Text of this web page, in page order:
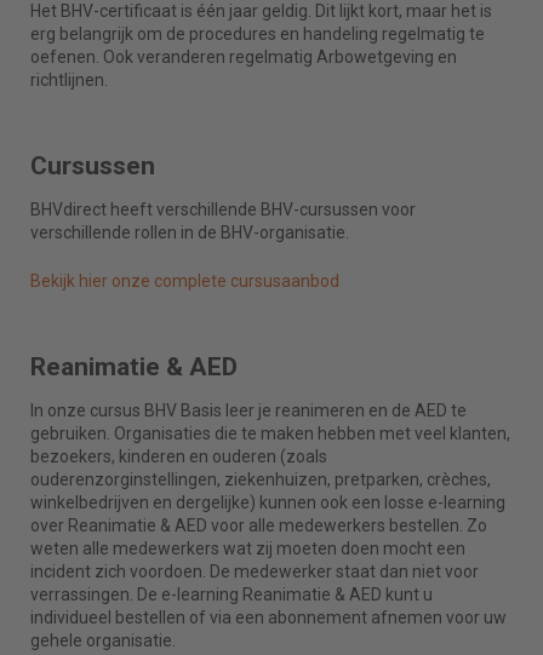
Het BHV-certificaat is één jaar geldig. Dit lijkt kort, maar het is
erg belangrijk om de procedures en handeling regelmatig te
oefenen. Ook veranderen regelmatig Arbowetgeving en
richtlijnen.
Cursussen
BHVdirect heeft verschillende BHV-cursussen voor
verschillende rollen in de BHV-organisatie.
Bekijk hier onze complete cursusaanbod
Reanimatie & AED
In onze cursus BHV Basis leer je reanimeren en de AED te
gebruiken. Organisaties die te maken hebben met veel klanten,
bezoekers, kinderen en ouderen (zoals
ouderenzorginstellingen, ziekenhuizen, pretparken, crèches,
winkelbedrijven en dergelijke) kunnen ook een losse e-learning
over Reanimatie & AED voor alle medewerkers bestellen. Zo
weten alle medewerkers wat zij moeten doen mocht een
incident zich voordoen. De medewerker staat dan niet voor
verrassingen. De e-learning Reanimatie & AED kunt u
individueel bestellen of via een abonnement afnemen voor uw
gehele organisatie.